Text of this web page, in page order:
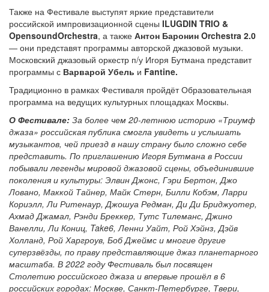
Также на Фестивале выступят яркие представители
российской импровизационной сцены ILUGDIN TRIO &
OpensoundOrchestra, а также Антон Баронин Orchestra 2.0
— они представят программы авторской джазовой музыки.
Московский джазовый оркестр п/у Игоря Бутмана представит
программы с Варварой Убель и Fantine.
Традиционно в рамках Фестиваля пройдёт Образовательная
программа на ведущих культурных площадках Москвы.
О Фестивале: За более чем 20-летнюю историю «Триумф
джаза» российская публика смогла увидеть и услышать
музыкантов, чей приезд в нашу страну было сложно себе
представить. По приглашению Игоря Бутмана в России
побывали легенды мировой джазовой сцены, объединившие
поколения и культуры: Элвин Джонс, Гэри Бертон, Джо
Ловано, Маккой Тайнер, Майк Стерн, Билли Кобэм, Ларри
Кориэлл, Ли Ритенаур, Джошуа Редман, Ди Ди Бриджуотер,
Ахмад Джамал, Рэнди Бреккер, Тутс Тилеманс, Джино
Ванелли, Ли Кониц, Take6, Ленни Уайт, Рой Хэйнз, Дэйв
Холланд, Рой Харгроув, Боб Джеймс и многие другие
суперзвёзды, по праву представляющие джаз планетарного
масштаба. В 2022 году Фестиваль был посвящен
Столетию российского джаза и впервые прошёл в 6
российских городах: Москве, Санкт-Петербурге, Твери,